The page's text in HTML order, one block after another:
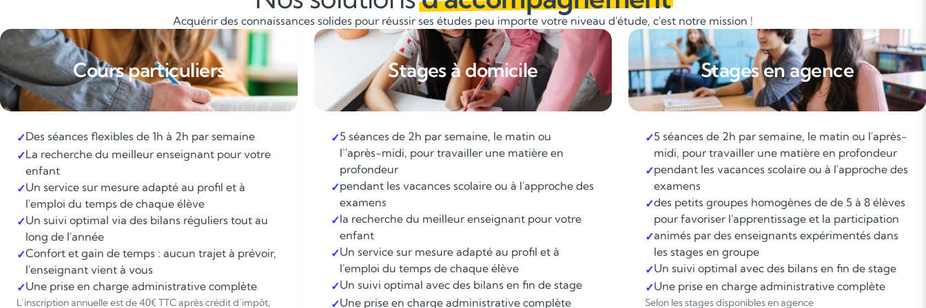
Acquérir des connaissances solides pour réussir ses études peu importe votre niveau d'étude, c'est notre mission !
Cours particuliers
✓Des séances flexibles de 1h à 2h par semaine
✓La recherche du meilleur enseignant pour votre
enfant
✓Un service sur mesure adapté au profil et à
l'emploi du temps de chaque élève
✓Un suivi optimal via des bilans réguliers tout au
long de l'année
✓Confort et gain de temps : aucun trajet à prévoir,
l'enseignant vient à vous
✓Une prise en charge administrative complète
L’inscription annuelle est de 40€ TTC après crédit d’impôt,
Stages à domicile
✓5 séances de 2h par semaine, le matin ou
l`'après-midi, pour travailler une matière en
profondeur
✓pendant les vacances scolaire ou à l'approche des
examens
✓la recherche du meilleur enseignant pour votre
enfant
✓Un service sur mesure adapté au profil et à
l'emploi du temps de chaque élève
✓Un suivi optimal avec des bilans en fin de stage
✓Une prise en charge administrative complète
Stages en agence
✓5 séances de 2h par semaine, le matin ou l'après-
midi, pour travailler une matière en profondeur
✓pendant les vacances scolaire ou à l'approche des
examens
✓des petits groupes homogènes de de 5 à 8 élèves
pour favoriser l'apprentissage et la participation
✓animés par des enseignants expérimentés dans
les stages en groupe
✓Un suivi optimal avec des bilans en fin de stage
✓Une prise en charge administrative complète
Selon les stages disponibles en agence